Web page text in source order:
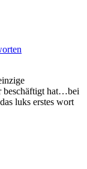
beschäftigt hat…bei
luks erstes wort